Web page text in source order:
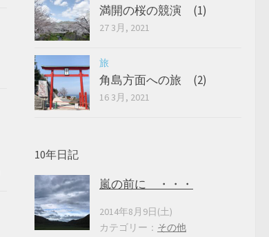
満開の桜の競演 (1)
27 3月, 2021
旅
角島方面への旅 (2)
16 3月, 2021
10年日記
嵐の前に ・・・
2014年8月9日(土)
カテゴリー： その他